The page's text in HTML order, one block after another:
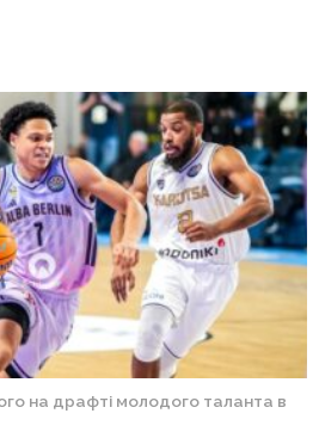
на драфті молодого таланта в